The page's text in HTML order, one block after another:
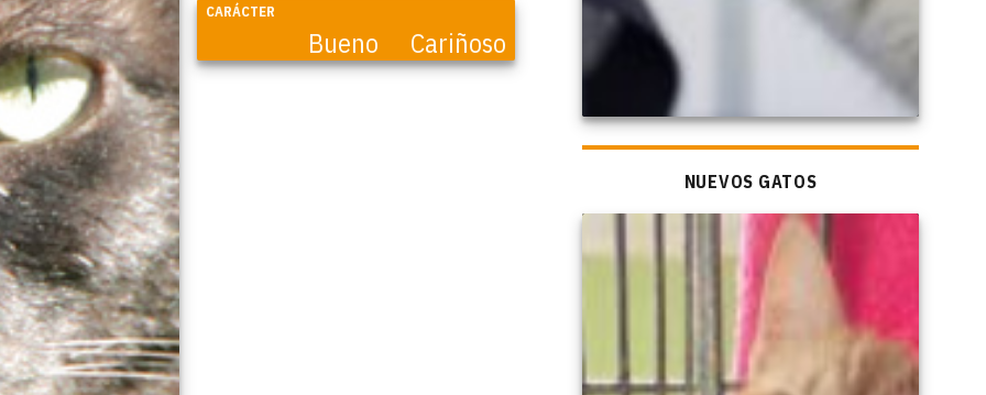
CARÁCTER
Bueno Cariñoso
NUEVOS GATOS